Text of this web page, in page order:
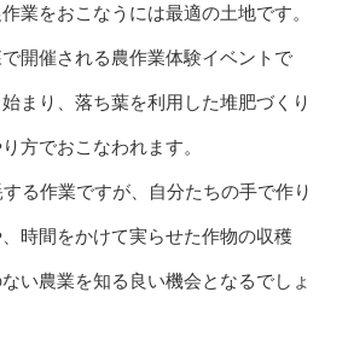
業をおこなうには最適の土地です。
開催される農作業体験イベントで
まり、落ち葉を利用した堆肥づくり
方でおこなわれます。
る作業ですが、自分たちの手で作り
時間をかけて実らせた作物の収穫
い農業を知る良い機会となるでしょ